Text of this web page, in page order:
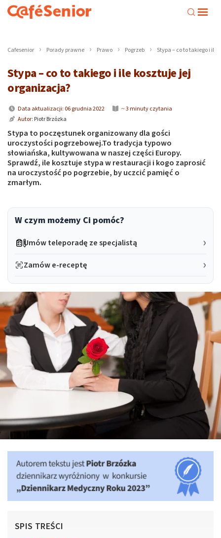
Cafesenior Porady prawne Prawo Pogrzeb Stypa – co to takiego i
Stypa – co to takiego i ile kosztuje jej
organizacja?
Data aktualizacji: 06 grudnia 2022
~ 3 minuty czytania
Autor: Piotr Brzózka
Stypa to poczęstunek organizowany dla gości
uroczystości pogrzebowej.To tradycja typowo
słowiańska, kultywowana w naszej części Europy.
Sprawdź, ile kosztuje stypa w restauracji i kogo zaprosić
na uroczystość po pogrzebie, by uczcić pamięć o
zmarłym.
W czym możemy Ci pomóc?
Umów teleporadę ze specjalistą
Zamów e-receptę
SPIS TREŚCI